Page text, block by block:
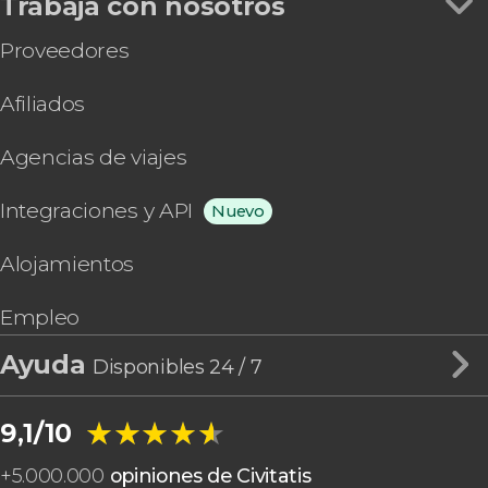
Proveedores
Afiliados
Agencias de viajes
Integraciones y API Nuevo
Alojamientos
Empleo
Ayuda Disponibles 24 / 7
9,1/10 ★★★★★
★★★★★
+5.000.000 opiniones de Civitatis